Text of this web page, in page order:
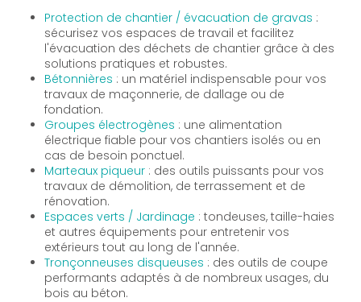
Protection de chantier / évacuation de gravas :
sécurisez vos espaces de travail et facilitez
l'évacuation des déchets de chantier grâce à des
solutions pratiques et robustes.
Bétonnières : un matériel indispensable pour vos
travaux de maçonnerie, de dallage ou de
fondation.
Groupes électrogènes : une alimentation
électrique fiable pour vos chantiers isolés ou en
cas de besoin ponctuel.
Marteaux piqueur : des outils puissants pour vos
travaux de démolition, de terrassement et de
rénovation.
Espaces verts / Jardinage : tondeuses, taille-haies
et autres équipements pour entretenir vos
extérieurs tout au long de l'année.
Tronçonneuses disqueuses : des outils de coupe
performants adaptés à de nombreux usages, du
bois au béton.